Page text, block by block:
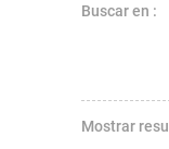
Buscar en :
Mostrar